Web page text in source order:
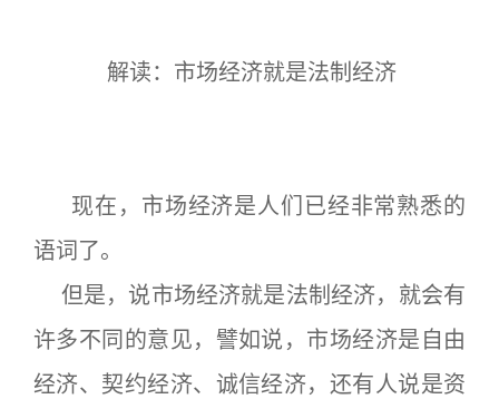
解读：市场经济就是法制经济
现在，市场经济是人们已经非常熟悉的
语词了。
但是，说市场经济就是法制经济，就会有
许多不同的意见，譬如说，市场经济是自由
经济、契约经济、诚信经济，还有人说是资